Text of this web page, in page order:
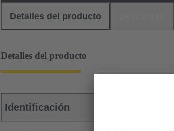
Detalles del producto
Detalles del producto
Identificación